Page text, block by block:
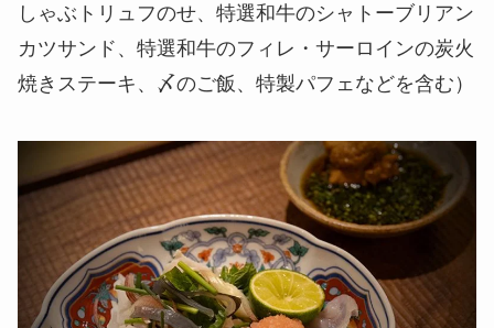
しゃぶトリュフのせ、特選和牛のシャトーブリアン
カツサンド、特選和牛のフィレ・サーロインの炭火
焼きステーキ、〆のご飯、特製パフェなどを含む）